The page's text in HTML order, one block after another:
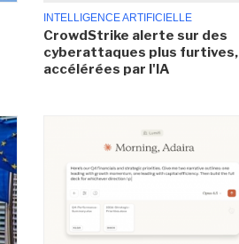
INTELLIGENCE ARTIFICIELLE
CrowdStrike alerte sur des
cyberattaques plus furtives,
accélérées par l'IA